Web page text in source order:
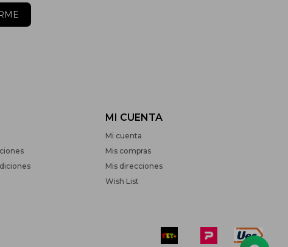
MI CUENTA
Mi cuenta
Mis compras
Mis direcciones
Wish List